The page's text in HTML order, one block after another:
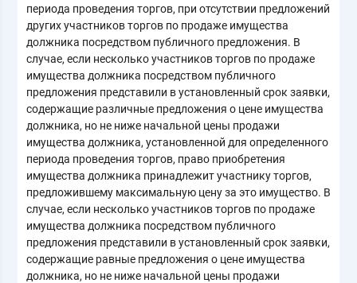
периода проведения торгов, при отсутствии предложений
других участников торгов по продаже имущества
должника посредством публичного предложения. В
случае, если несколько участников торгов по продаже
имущества должника посредством публичного
предложения представили в установленный срок заявки,
содержащие различные предложения о цене имущества
должника, но не ниже начальной цены продажи
имущества должника, установленной для определенного
периода проведения торгов, право приобретения
имущества должника принадлежит участнику торгов,
предложившему максимальную цену за это имущество. В
случае, если несколько участников торгов по продаже
имущества должника посредством публичного
предложения представили в установленный срок заявки,
содержащие равные предложения о цене имущества
должника, но не ниже начальной цены продажи